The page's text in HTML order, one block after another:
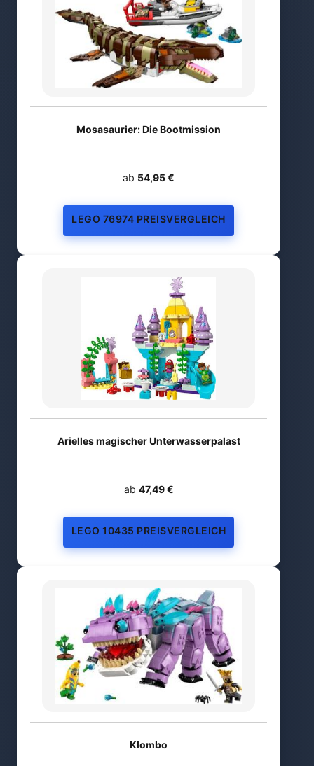
Mosasaurier: Die Bootmission
ab 54,95 €
LEGO 76974 PREISVERGLEICH
Arielles magischer Unterwasserpalast
ab 47,49 €
LEGO 10435 PREISVERGLEICH
Klombo